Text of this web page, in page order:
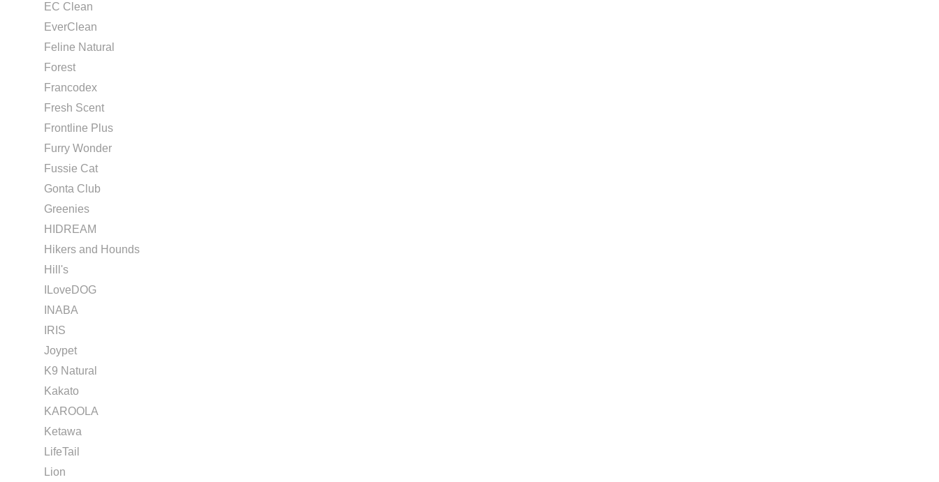
EC Clean
EverClean
Feline Natural
Forest
Francodex
Fresh Scent
Frontline Plus
Furry Wonder
Fussie Cat
Gonta Club
Greenies
HIDREAM
Hikers and Hounds
Hill's
ILoveDOG
INABA
IRIS
Joypet
K9 Natural
Kakato
KAROOLA
Ketawa
LifeTail
Lion